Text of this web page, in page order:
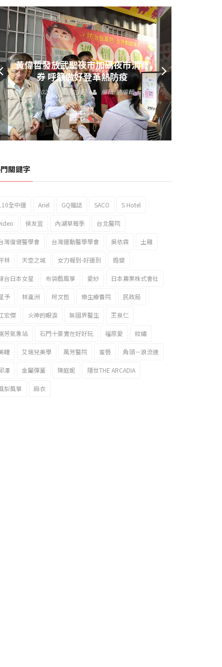
黃偉哲發放武聖夜市加碼夜市消費
券 呼籲做好登革熱防疫
2023 年 9 月 23 日 編輯:總編輯
關鍵字
全中運 Ariel GQ雜誌 SACO S Hotel
侯友宜 內湖草莓季 台北醫院
灣復健醫學會 台灣運動醫學學會 吳依霖 土雞
林 天空之城 女力報到-好運到 婚變
台日本女星 布袋戲風箏 愛紗 日本農業株式會社
予 林瀛洲 柯文哲 樂生療養院 民政局
宏傑 火神的眼淚 無國界醫生 王泉仁
芳氣象站 石門十景實在好好玩 福原愛 紋繡
睫 艾瑞兒美學 萬芳醫院 蜜唇 角頭－浪流連
澤 金屬彈簧 陳庭妮 隱世THE ARCADIA
梨風箏 麻衣